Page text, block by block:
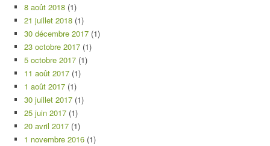
8 août 2018 (1)
21 juillet 2018 (1)
30 décembre 2017 (1)
23 octobre 2017 (1)
5 octobre 2017 (1)
11 août 2017 (1)
1 août 2017 (1)
30 juillet 2017 (1)
25 juin 2017 (1)
20 avril 2017 (1)
1 novembre 2016 (1)